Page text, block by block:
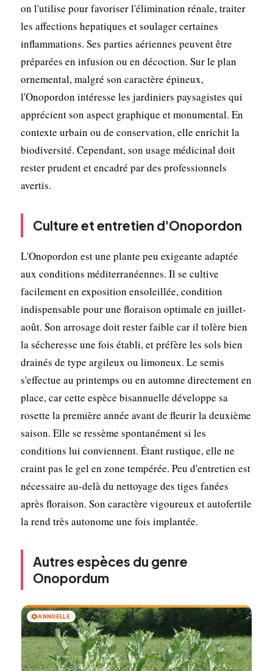
on l'utilise pour favoriser l'élimination rénale, traiter
les affections hepatiques et soulager certaines
inflammations. Ses parties aériennes peuvent être
préparées en infusion ou en décoction. Sur le plan
ornemental, malgré son caractère épineux,
l'Onopordon intéresse les jardiniers paysagistes qui
apprécient son aspect graphique et monumental. En
contexte urbain ou de conservation, elle enrichit la
biodiversité. Cependant, son usage médicinal doit
rester prudent et encadré par des professionnels
avertis.
Culture et entretien d'Onopordon
L'Onopordon est une plante peu exigeante adaptée
aux conditions méditerranéennes. Il se cultive
facilement en exposition ensoleillée, condition
indispensable pour une floraison optimale en juillet-
août. Son arrosage doit rester faible car il tolère bien
la sécheresse une fois établi, et préfère les sols bien
drainés de type argileux ou limoneux. Le semis
s'effectue au printemps ou en automne directement en
place, car cette espèce bisannuelle développe sa
rosette la première année avant de fleurir la deuxième
saison. Elle se ressème spontanément si les
conditions lui conviennent. Étant rustique, elle ne
craint pas le gel en zone tempérée. Peu d'entretien est
nécessaire au-delà du nettoyage des tiges fanées
après floraison. Son caractère vigoureux et autofertile
la rend très autonome une fois implantée.
Autres espèces du genre
Onopordum
🌻ANNUELLE